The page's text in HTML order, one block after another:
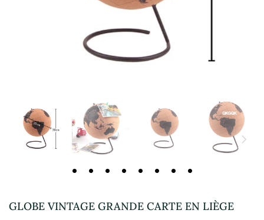
GLOBE VINTAGE GRANDE CARTE EN LIÈGE